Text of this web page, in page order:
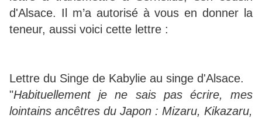
d'Alsace. Il m’a autorisé à vous en donner la
teneur, aussi voici cette lettre :
Lettre du Singe de Kabylie au singe d'Alsace.
"Habituellement je ne sais pas écrire, mes
lointains ancêtres du Japon : Mizaru, Kikazaru,